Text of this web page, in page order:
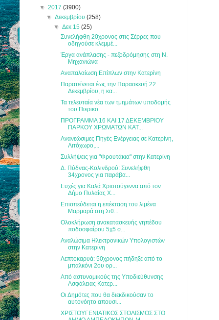
▼ 2017 (3900)
▼Δεκεμβρίου(258)
▼ Δεκ 15 (25)
Συνελήφθη 20χρονος στις Σέρρες που
οδηγούσε κλεμμέ...
Έργα ανάπλασης - πεζοδρόμησης στη Ν.
Μηχανιώνα
Αναπαλαίωση Επίπλων στην Κατερίνη
Παρατείνεται έως την Παρασκευή 22
Δεκεμβρίου, η κα...
Τα τελευταία νέα των τμημάτων υποδομής
του Πιερικο...
ΠΡΟΓΡΑΜΜΑ 16 ΚΑΙ 17 ΔΕΚΕΜΒΡΙΟΥ
ΠΑΡΚΟΥ ΧΡΩΜΑΤΩΝ ΚΑΤ...
Ανανεώσιμες Πηγές Ενέργειας σε Κατερίνη,
Λιτόχωρο,...
Συλλήψεις για "Φρουτάκια" στην Κατερίνη
Δ. Πύδνας-Κολινδρού: Συνελήφθη
34χρονος για παράβα...
Ευχές για Καλά Χριστούγεννα από τον
Δήμο Πυλαίας Χ...
Επισπεύδεται η επέκταση του λιμένα
Μαρμαρά στη Σιθ...
Ολοκλήρωση ανακατασκευής γηπέδου
ποδοσφαίρου 5χ5 σ...
Αναλώσιμα Ηλεκτρονικών Υπολογιστών
στην Κατερίνη
Λεπτοκαρυά: 50χρονος πήδηξε από το
μπαλκόνι 2ου ορ...
Από αστυνομικούς της Υποδιεύθυνσης
Ασφάλειας Κατερ...
Οι Δημότες που θα διεκδικούσαν το
αυτονόητο απουσι...
ΧΡΙΣΤΟΥΓΕΝΙΑΤΙΚΟΣ ΣΤΟΛΙΣΜΟΣ ΣΤΟ